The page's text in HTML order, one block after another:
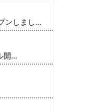
ンしまし...
開...